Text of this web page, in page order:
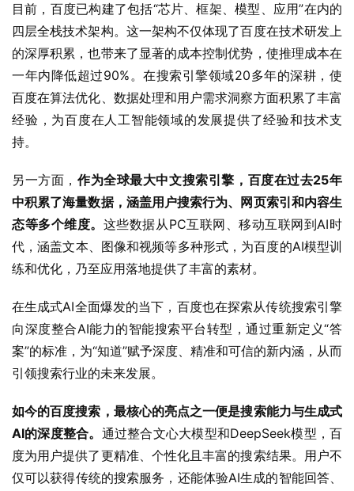
目前，百度已构建了包括“芯片、框架、模型、应用”在内的
四层全栈技术架构。这一架构不仅体现了百度在技术研发上
的深厚积累，也带来了显著的成本控制优势，使推理成本在
一年内降低超过90%。在搜索引擎领域20多年的深耕，使
百度在算法优化、数据处理和用户需求洞察方面积累了丰富
经验，为百度在人工智能领域的发展提供了经验和技术支
持。
另一方面， 作为全球最大中文搜索引擎，百度在过去25年
中积累了海量数据，涵盖用户搜索行为、网页索引和内容生
态等多个维度。 这些数据从PC互联网、移动互联网到AI时
代，涵盖文本、图像和视频等多种形式，为百度的AI模型训
练和优化，乃至应用落地提供了丰富的素材。
在生成式AI全面爆发的当下，百度也在探索从传统搜索引擎
向深度整合AI能力的智能搜索平台转型，通过重新定义“答
案”的标准，为“知道”赋予深度、精准和可信的新内涵，从而
引领搜索行业的未来发展。
如今的百度搜索，最核心的亮点之一便是搜索能力与生成式
AI的深度整合。 通过整合文心大模型和DeepSeek模型，百
度为用户提供了更精准、个性化且丰富的搜索结果。用户不
仅可以获得传统的搜索服务，还能体验AI生成的智能回答、